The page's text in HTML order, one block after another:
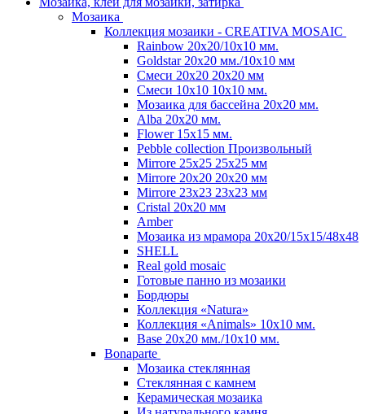
Мозаика
Коллекция мозаики - CREATIVA MOSAIC
Rainbow 20x20/10х10 мм.
Goldstar 20х20 мм./10х10 мм
Смеси 20х20 20х20 мм
Смеси 10х10 10x10 мм.
Мозаика для бассейна 20x20 мм.
Alba 20x20 мм.
Flower 15x15 мм.
Pebble collection Произвольный
Mirrore 25х25 25x25 мм
Mirrore 20х20 20x20 мм
Mirrore 23х23 23x23 мм
Cristal 20х20 мм
Amber
Мозаика из мрамора 20х20/15х15/48х48
SHELL
Real gold mosaic
Готовые панно из мозаики
Бордюры
Коллекция «Natura»
Коллекция «Animals» 10х10 мм.
Base 20x20 мм./10х10 мм.
Bonaparte
Мозаика стеклянная
Стеклянная с камнем
Керамическая мозаика